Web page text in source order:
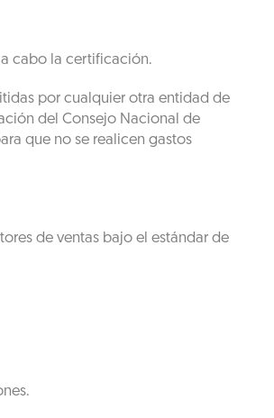
cabo la certificación.
por cualquier otra entidad de
del Consejo Nacional de
que no se realicen gastos
de ventas bajo el estándar de